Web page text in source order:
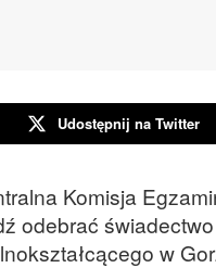
Udostępnij na Twitter
Komisja
odebrać
w